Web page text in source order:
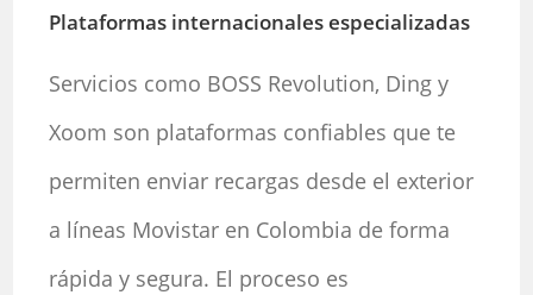
Plataformas internacionales especializadas
Servicios como BOSS Revolution, Ding y
Xoom son plataformas confiables que te
permiten enviar recargas desde el exterior
a líneas Movistar en Colombia de forma
rápida y segura. El proceso es